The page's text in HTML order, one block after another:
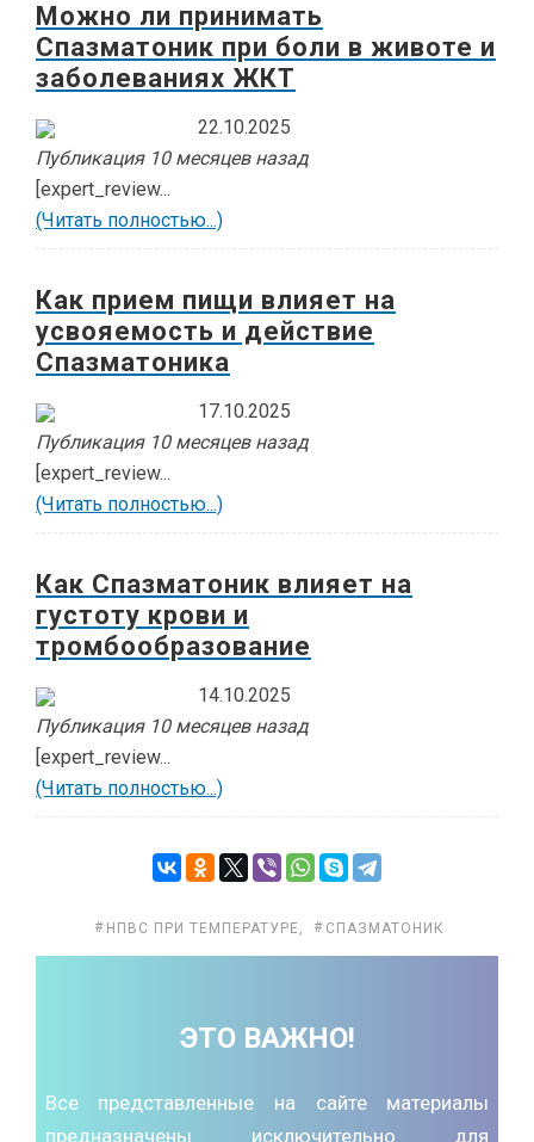
Можно ли принимать
Спазматоник при боли в животе и
заболеваниях ЖКТ
22.10.2025
Публикация 10 месяцев назад
[expert_review...
(Читать полностью...)
Как прием пищи влияет на
усвояемость и действие
Спазматоника
17.10.2025
Публикация 10 месяцев назад
[expert_review...
(Читать полностью...)
Как Спазматоник влияет на
густоту крови и
тромбообразование
14.10.2025
Публикация 10 месяцев назад
[expert_review...
(Читать полностью...)
НПВС ПРИ ТЕМПЕРАТУРЕ , СПАЗМАТОНИК
ЭТО ВАЖНО!
Все представленные на сайте материалы
предназначены исключительно для